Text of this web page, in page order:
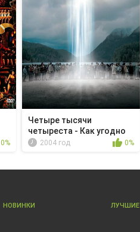
0%
Четыре тысячи
четыреста - Как угодно
...
2004 год 0%
НОВИНКИ ЛУЧШИЕ